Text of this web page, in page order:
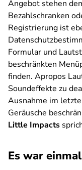
Angebot stehen
Bezahlschranken
Registrierung ist
Formular und
beschränkten
finden. Apropos
Soundeffekte zu
Ausnahme im
Geräusche
Little Impacts
Es war